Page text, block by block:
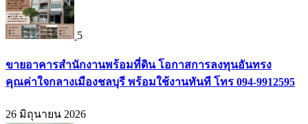
5
ขายอาคารสำนักงานพร้อมที่ดิน โอกาสการลงทุนอันทรง
คุณค่าใจกลางเมืองชลบุรี พร้อมใช้งานทันที โทร 094-9912595
26 มิถุนายน 2026